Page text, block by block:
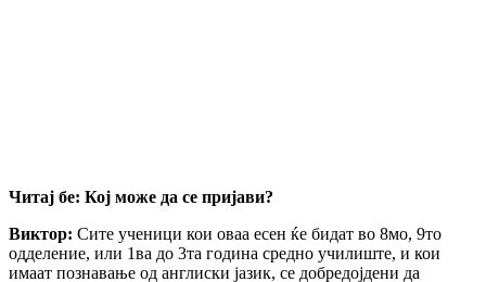
Читај бе: Кој може да се пријави?
Виктор: Сите ученици кои оваа есен ќе бидат во 8мо, 9то
одделение, или 1ва до 3та година средно училиште, и кои
имаат познавање од англиски јазик, се добредојдени да